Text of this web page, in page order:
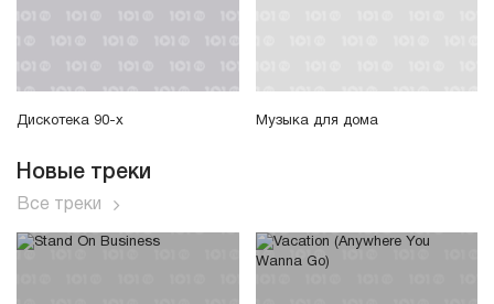
Дискотека 90-х Музыка для дома
Новые треки
Все треки